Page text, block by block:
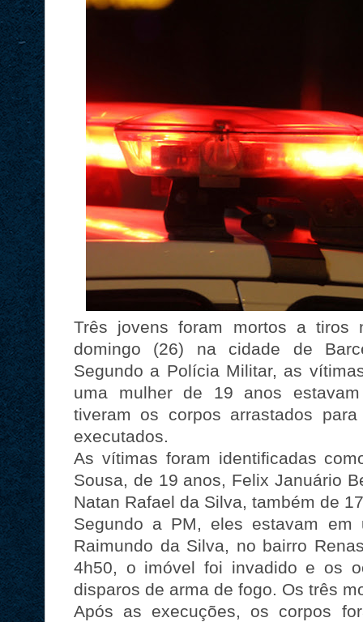
Três jovens foram mortos a tiros
domingo (26) na cidade de
Segundo a Polícia Militar, as
uma mulher de 19 anos
tiveram os corpos arrastados
executados.
As vítimas foram identificadas
Sousa, de 19 anos, Felix Januário
Natan Rafael da Silva, também de
Segundo a PM, eles estavam
Raimundo da Silva, no bairro
4h50, o imóvel foi invadido e os
disparos de arma de fogo. Os três
Após as execuções, os corpos